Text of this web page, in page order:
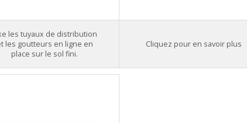
les tuyaux de distribution
les goutteurs en ligne en
place sur le sol fini.
Cliquez pour en savoir plus